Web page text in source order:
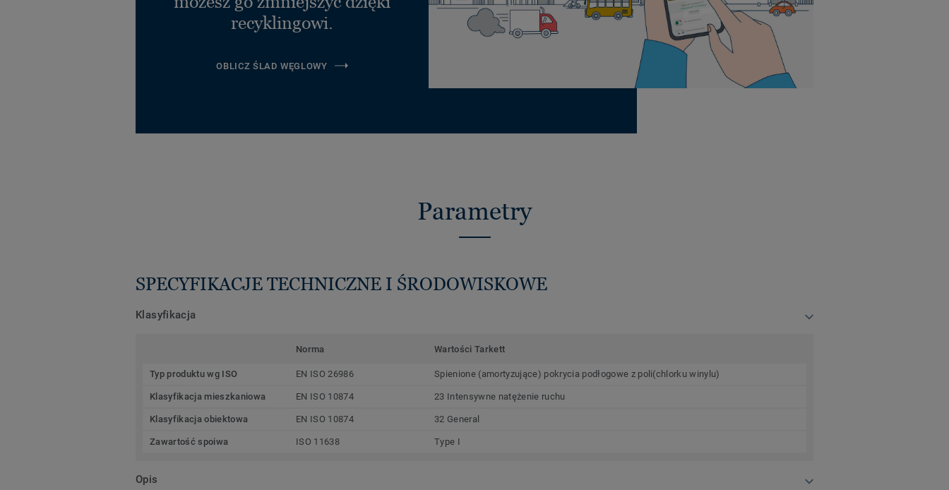
recyklingowi.
OBLICZ ŚLAD WĘGLOWY
Parametry
SPECYFIKACJE TECHNICZNE I ŚRODOWISKOWE
Klasyfikacja
Norma Wartości Tarkett
Typ produktu wg ISO EN ISO 26986 Spienione (amortyzujące) pokrycia podłogowe z poli(chlorku winylu)
Klasyfikacja mieszkaniowa EN ISO 10874 23 Intensywne natężenie ruchu
Klasyfikacja obiektowa EN ISO 10874 32 General
Zawartość spoiwa ISO 11638 Type I
Opis